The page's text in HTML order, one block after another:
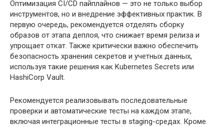
Оптимизация CI/CD пайплайнов — это не только выбор
инструментов, но и внедрение эффективных практик. В
первую очередь, рекомендуется отделять сборку
образов от этапа деплоя, что снижает время релиза и
упрощает откат. Также критически важно обеспечить
безопасность хранения секретов и учетных данных,
используя такие решения как Kubernetes Secrets или
HashiCorp Vault.
Рекомендуется реализовывать последовательные
проверки и автоматические тесты на каждом этапе,
включая интеграционные тесты в staging-средах. Кроме